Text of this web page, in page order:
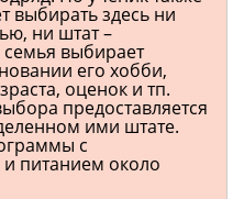
выбирать здесь ни
ни штат –
выбирает
его хобби,
оценок и тп.
предоставляется
ими штате.
с
питанием около